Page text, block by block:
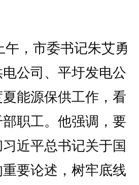
，市委书记朱艾勇
公司、平圩发电公
能源保供工作，看
职工。他强调，要
近平总书记关于国
要论述，树牢底线